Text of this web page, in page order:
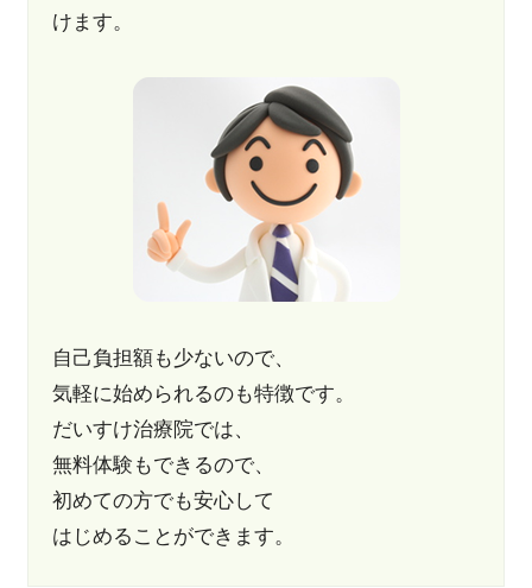
けます。
自己負担額も少ないので、
気軽に始められるのも特徴です。
だいすけ治療院では、
無料体験もできるので、
初めての方でも安心して
はじめることができます。